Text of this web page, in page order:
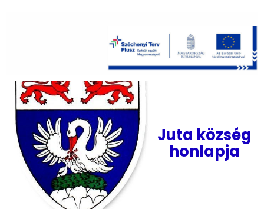
content
Juta község
honlapja